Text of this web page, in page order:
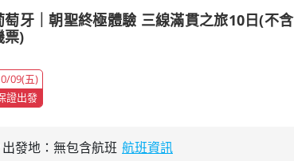
萄牙｜朝聖終極體驗 三線滿貫之旅10日(不含
票)
09(五)
證出發
出發地：無包含航班 航班資訊